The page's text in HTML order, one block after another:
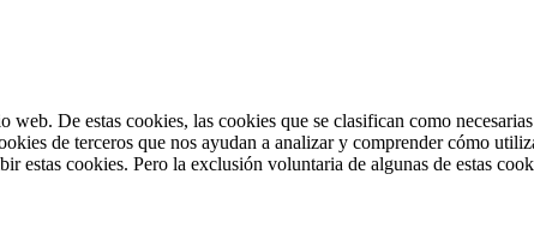
De estas cookies, las cookies que se clasifican como
de terceros que nos ayudan a analizar y comprender cómo
cookies. Pero la exclusión voluntaria de algunas de estas